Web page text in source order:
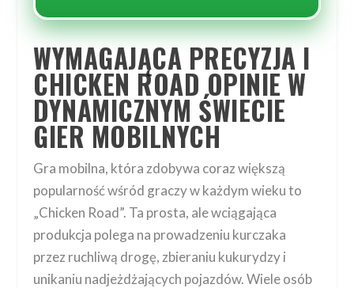
WYMAGAJĄCA PRECYZJA I
CHICKEN ROAD OPINIE W
DYNAMICZNYM ŚWIECIE
GIER MOBILNYCH
Gra mobilna, która zdobywa coraz większą
popularność wśród graczy w każdym wieku to
„Chicken Road”. Ta prosta, ale wciągająca
produkcja polega na prowadzeniu kurczaka
przez ruchliwą drogę, zbieraniu kukurydzy i
unikaniu nadjeżdżających pojazdów. Wiele osób